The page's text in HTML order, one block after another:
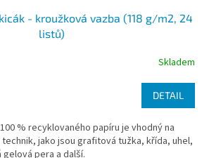
- kroužková vazba (118 g/m2, 24
listů)
Skladem
DETAIL
% recyklovaného papíru je vhodný na
jako jsou grafitová tužka, křída, uhel,
pera a další.